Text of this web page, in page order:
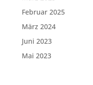
Februar 2025
März 2024
Juni 2023
Mai 2023